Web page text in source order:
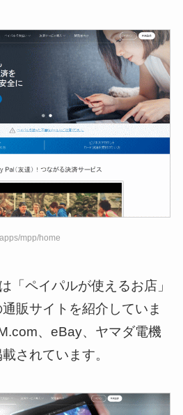
mpp/home
「ペイパルが使えるお店」
販サイトを紹介していま
、eBay、ヤマダ電機
されています。